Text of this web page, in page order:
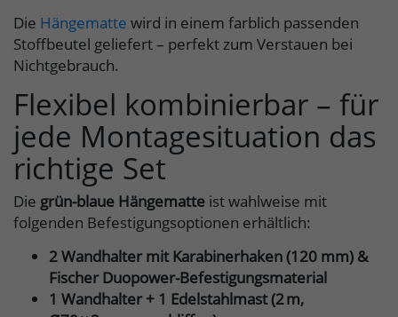
Die Hängematte wird in einem farblich passenden
Stoffbeutel geliefert – perfekt zum Verstauen bei
Nichtgebrauch.
Flexibel kombinierbar – für
jede Montagesituation das
richtige Set
Die grün-blaue Hängematte ist wahlweise mit
folgenden Befestigungsoptionen erhältlich:
2 Wandhalter mit Karabinerhaken (120 mm) &
Fischer Duopower-Befestigungsmaterial
1 Wandhalter + 1 Edelstahlmast (2 m,